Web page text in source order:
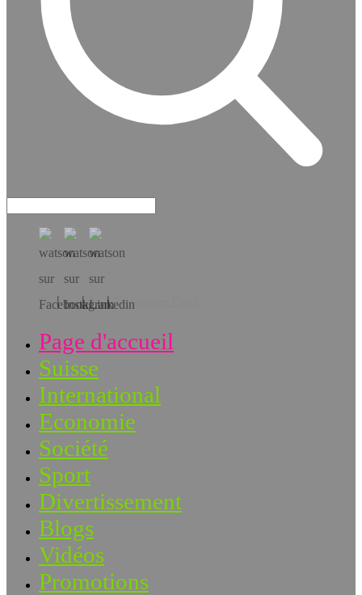
Téléchargez l’app!
Page d'accueil
Suisse
International
Economie
Société
Sport
Divertissement
Blogs
Vidéos
Promotions